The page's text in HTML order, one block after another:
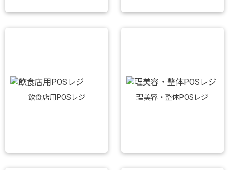
飲食店用POSレジ 理美容・整体POSレジ